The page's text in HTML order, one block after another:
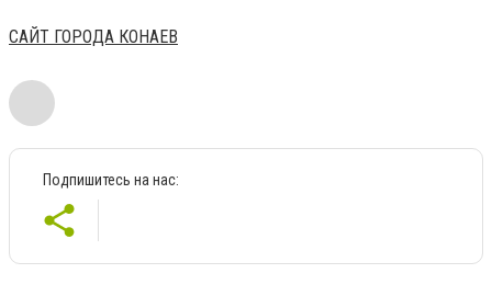
САЙТ ГОРОДА КОНАЕВ
Подпишитесь на нас: